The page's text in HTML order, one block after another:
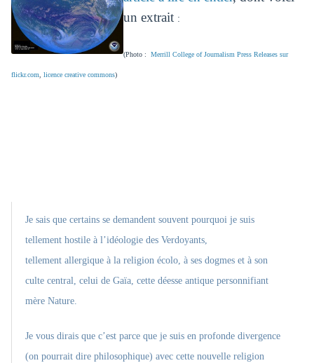
un extrait :
(Photo : Merrill College of Journalism Press Releases sur
flickr.com licence creative commons)
Je sais que certains se demandent souvent pourquoi je suis
tellementhostileà l’idéologie des Verdoyants,
tellement allergique à la religion écolo, à ses dogmes et à son
culte central, celui de Gaïa, cette déesse antique personnifiant
mère Nature.
Je vous dirais que c’est parce que je suis en profonde divergence
(on pourrait dire philosophique) avec cette nouvelle religion